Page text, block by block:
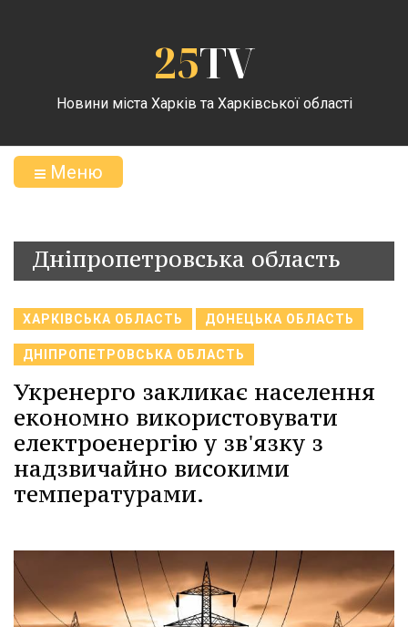
25TV
Новини міста Харків та Харківської області
Меню
Дніпропетровська область
ХАРКІВСЬКА ОБЛАСТЬ ДОНЕЦЬКА ОБЛАСТЬ
ДНІПРОПЕТРОВСЬКА ОБЛАСТЬ
Укренерго закликає населення
економно використовувати
електроенергію у зв'язку з
надзвичайно високими
температурами.